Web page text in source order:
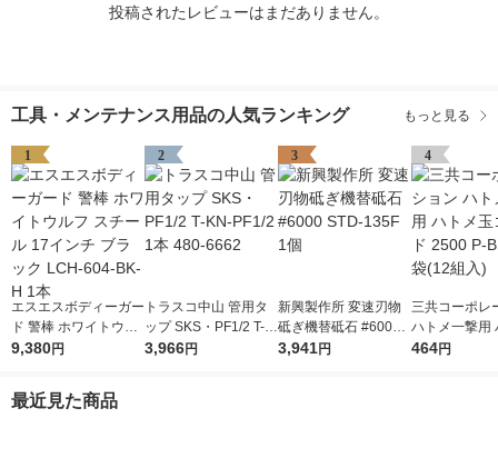
投稿されたレビューはまだありません。
工具・メンテナンス用品の人気ランキング もっと見る
1
エスエスボディーガー
ド 警棒 ホワイトウル
フ スチール 17インチ
9,380円
2
トラスコ中山 管用タ
ップ SKS・PF1/2 T-K
N-PF1/2 1本 480-666
3,966円
3
新興製作所 変速刃物
砥ぎ機替砥石 #6000
STD-135F 1個
3,941円
4
三共コーポレ
ハトメ一撃用
玉ゴールド
464円
最近見た商品